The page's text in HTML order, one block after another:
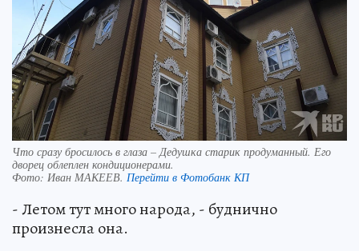
Что сразу бросилось в глаза – Дедушка старик продуманный. Его
дворец облеплен кондиционерами.
Фото: Иван МАКЕЕВ. Перейти в Фотобанк КП
- Летом тут много народа, - буднично
произнесла она.